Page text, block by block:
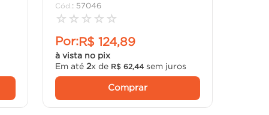
: 57046
☆ ☆ ☆ ☆ ☆
Por:R$ 124,89
à vista no pix
Em até 2x de R$ 62, 44sem juros
Comprar